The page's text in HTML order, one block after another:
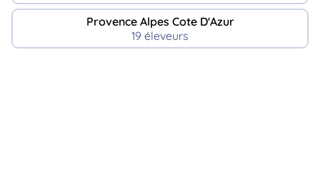
Provence Alpes Cote D'Azur
19 éleveurs